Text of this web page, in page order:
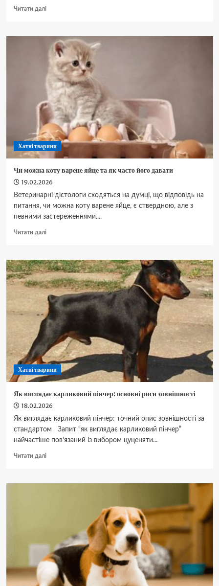
Читати даліДокладніше
лишай
основні
симптоми
лікування
Хатні тварини
Чи можна коту варене яйце та як часто його давати
19.02.2026
Ветеринарні дієтологи сходяться на думці, що відповідь на
питання, чи можна коту варене яйце, є ствердною, але з
певними застереженнями....
Читати даліДокладніше
можна
коту
варене
яйце
та
як
часто
його
давати
Хатні тварини
Як виглядає карликовий пінчер: основні риси зовнішності
18.02.2026
Як виглядає карликовий пінчер: точний опис зовнішності за
стандартом Запит “як виглядає карликовий пінчер”
найчастіше пов’язаний із вибором цуценяти...
Читати даліДокладніше
виглядає